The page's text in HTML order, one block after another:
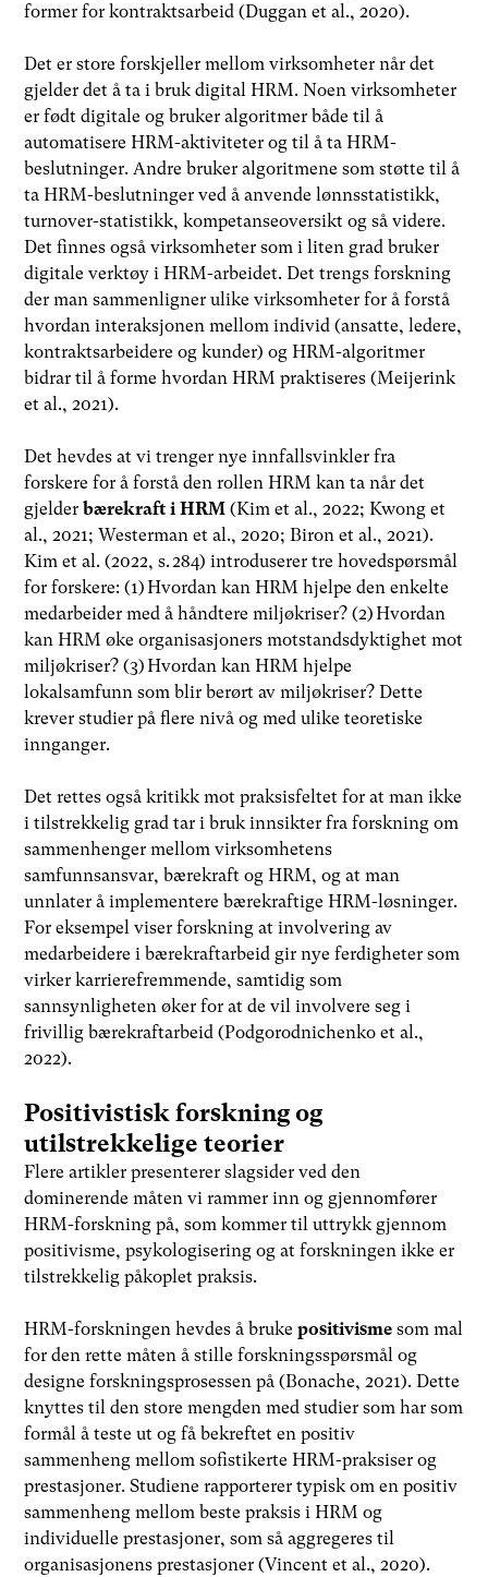
former for kontraktsarbeid (Duggan et al., 2020).
Det er store forskjeller mellom virksomheter når det
gjelder det å ta i bruk digital HRM. Noen virksomheter
er født digitale og bruker algoritmer både til å
automatisere HRM-aktiviteter og til å ta HRM-
beslutninger. Andre bruker algoritmene som støtte til å
ta HRM-beslutninger ved å anvende lønnsstatistikk,
turnover-statistikk, kompetanseoversikt og så videre.
Det finnes også virksomheter som i liten grad bruker
digitale verktøy i HRM-arbeidet. Det trengs forskning
der man sammenligner ulike virksomheter for å forstå
hvordan interaksjonen mellom individ (ansatte, ledere,
kontraktsarbeidere og kunder) og HRM-algoritmer
bidrar til å forme hvordan HRM praktiseres (Meijerink
et al., 2021).
Det hevdes at vi trenger nye innfallsvinkler fra
forskere for å forstå den rollen HRM kan ta når det
gjelderbærekraft i HRM (Kim et al., 2022; Kwong et
al., 2021; Westerman et al., 2020; Biron et al., 2021).
Kim et al. (2022, s. 284) introduserer tre hovedspørsmål
for forskere: (1) Hvordan kan HRM hjelpe den enkelte
medarbeider med å håndtere miljøkriser? (2) Hvordan
kan HRM øke organisasjoners motstandsdyktighet mot
miljøkriser? (3) Hvordan kan HRM hjelpe
lokalsamfunn som blir berørt av miljøkriser? Dette
krever studier på flere nivå og med ulike teoretiske
innganger.
Det rettes også kritikk mot praksisfeltet for at man ikke
i tilstrekkelig grad tar i bruk innsikter fra forskning om
sammenhenger mellom virksomhetens
samfunnsansvar, bærekraft og HRM, og at man
unnlater å implementere bærekraftige HRM-løsninger.
For eksempel viser forskning at involvering av
medarbeidere i bærekraftarbeid gir nye ferdigheter som
virker karrierefremmende, samtidig som
sannsynligheten øker for at de vil involvere seg i
frivillig bærekraftarbeid (Podgorodnichenko et al.,
2022).
Positivistisk forskning og
utilstrekkelige teorier
Flere artikler presenterer slagsider ved den
dominerende måten vi rammer inn og gjennomfører
HRM-forskning på, som kommer til uttrykk gjennom
positivisme, psykologisering og at forskningen ikke er
tilstrekkelig påkoplet praksis.
HRM-forskningen hevdes å brukepositivismesom mal
for den rette måten å stille forskningsspørsmål og
designe forskningsprosessen på (Bonache, 2021). Dette
knyttes til den store mengden med studier som har som
formål å teste ut og få bekreftet en positiv
sammenheng mellom sofistikerte HRM-praksiser og
prestasjoner. Studiene rapporterer typisk om en positiv
sammenheng mellom beste praksis i HRM og
individuelle prestasjoner, som så aggregeres til
organisasjonens prestasjoner (Vincent et al., 2020).